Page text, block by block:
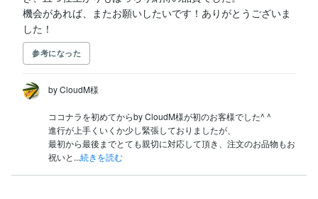
機会があれば、またお願いしたいです！ありがとうございま
した！
参考になった
by CloudM様
ココナラを初めてからby CloudM様が初のお客様でした^ ^
進行が上手くいくか少し緊張しておりましたが、
最初から最後までとても親切に対応して頂き、注文のお品物もお
祝いと...続きを読む